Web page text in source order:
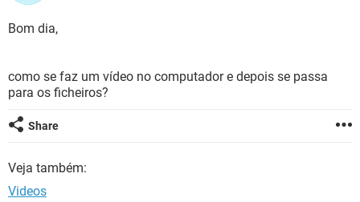
GUIA DE COMPRAS
INSTAGRAM
CELULAR
OUTLOOK
GUIA DE COMPRAS
JOGOS
OUTLOOK EXCEL
GUIA DE COMPRAS
Bom dia,
como se faz um vídeo no computador e depois se passa
para os ficheiros?
Share
Veja também:
Videos